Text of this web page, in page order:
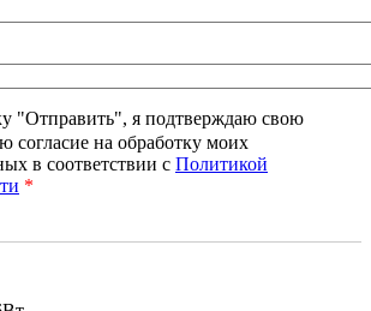
"Отправить", я подтверждаю свою
согласие на обработку моих
в соответствии с Политикой
*